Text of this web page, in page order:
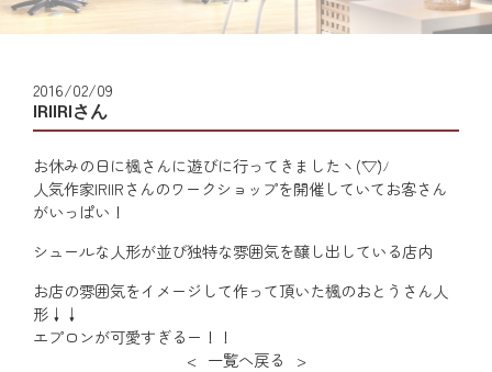
2016/02/09
IRIIRIさん
お休みの日に楓さんに遊びに行ってきましたヽ(´▽`)ﾉ
人気作家IRIIRさんのワークショップを開催していてお客さん
がいっぱい！
シュールな人形が並び独特な雰囲気を醸し出している店内
お店の雰囲気をイメージして作って頂いた楓のおとうさん人
形↓↓
エプロンが可愛すぎるー！！
< 一覧へ戻る >